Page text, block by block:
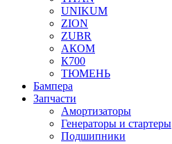
UNIKUM
ZION
ZUBR
АКОМ
К700
ТЮМЕНЬ
Бампера
Запчасти
Амортизаторы
Генераторы и стартеры
Подшипники